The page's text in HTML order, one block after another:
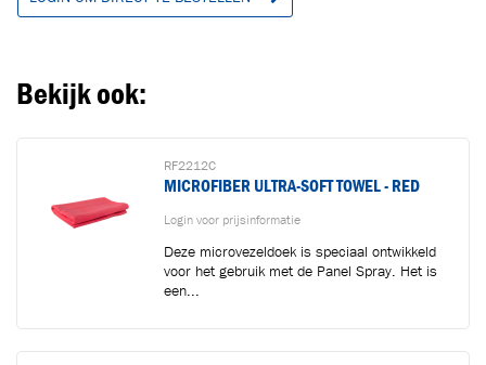
Bekijk ook:
RF2212C
MICROFIBER ULTRA-SOFT TOWEL - RED
Login voor prijsinformatie
Deze microvezeldoek is speciaal ontwikkeld
voor het gebruik met de Panel Spray. Het is
een...